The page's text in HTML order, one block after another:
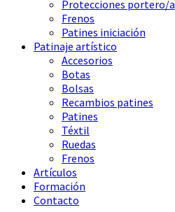
Protecciones portero/a
Frenos
Patines iniciación
Patinaje artístico
Accesorios
Botas
Bolsas
Recambios patines
Patines
Téxtil
Ruedas
Frenos
Artículos
Formación
Contacto